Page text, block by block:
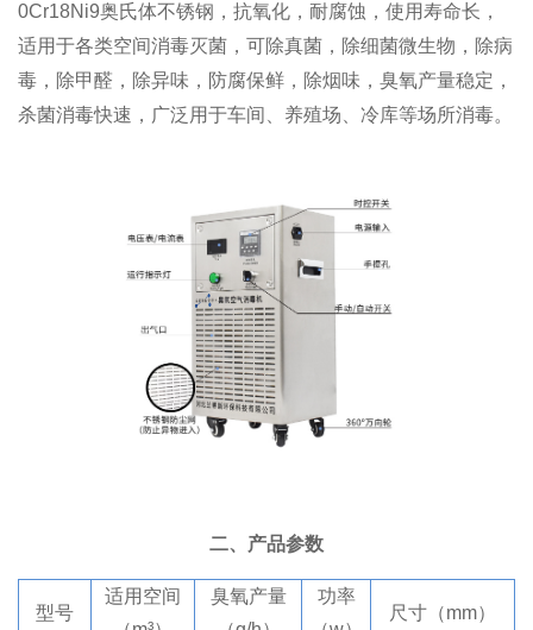
0Cr18Ni9奥氏体不锈钢，抗氧化，耐腐蚀，使用寿命长，
适用于各类空间消毒灭菌，可除真菌，除细菌微生物，除病
毒，除甲醛，除异味，防腐保鲜，除烟味，臭氧产量稳定，
杀菌消毒快速，广泛用于车间、养殖场、冷库等场所消毒。
二、产品参数
型号
适用空间
臭氧产量
功率
尺寸（mm）